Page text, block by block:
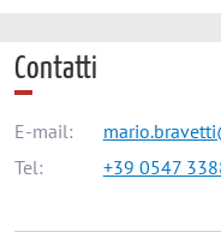
Contatti
E-mail:
Tel:
+39 0547